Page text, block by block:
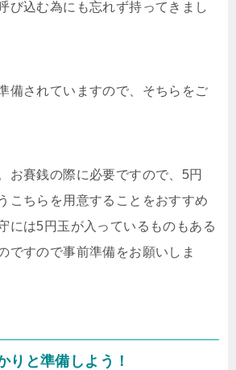
び込む為にも忘れず持ってきまし
備されていますので、そちらをご
お賽銭の際に必要ですので、5円
こちらを用意することをおすすめ
には5円玉が入っているものもある
ですので事前準備をお願いしま
りと準備しよう！